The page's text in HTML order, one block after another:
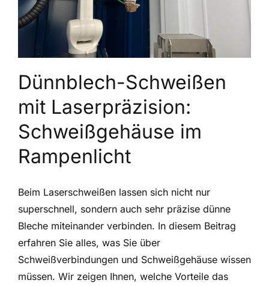
Dünnblech-Schweißen
mit Laserpräzision:
Schweißgehäuse im
Rampenlicht
Beim Laserschweißen lassen sich nicht nur
superschnell, sondern auch sehr präzise dünne
Bleche miteinander verbinden. In diesem Beitrag
erfahren Sie alles, was Sie über
Schweißverbindungen und Schweißgehäuse wissen
müssen. Wir zeigen Ihnen, welche Vorteile das